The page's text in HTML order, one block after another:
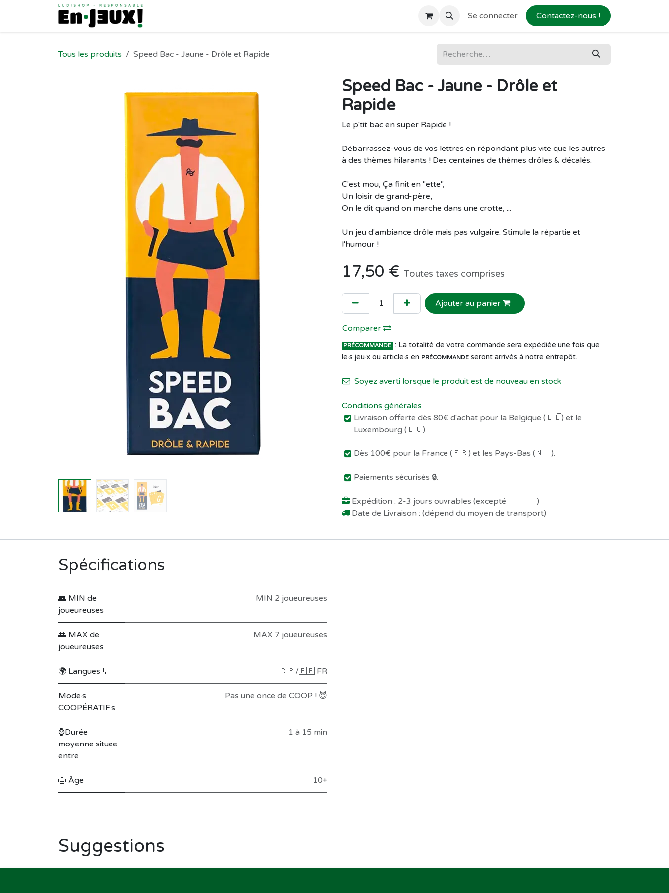
Se rendre au contenu
Se connecter Contactez-nous !
Tous les produits Speed Bac - Jaune - Drôle et Rapide
Speed Bac - Jaune - Drôle et
Rapide
Le p'tit bac en super Rapide !
Débarrassez-vous de vos lettres en répondant plus vite que les autres
à des thèmes hilarants ! Des centaines de thèmes drôles & décalés.
C'est mou, Ça finit en "ette",
Un loisir de grand-père,
On le dit quand on marche dans une crotte, ...
Un jeu d'ambiance drôle mais pas vulgaire. Stimule la répartie et
l'humour !
17,50 € Toutes taxes comprises
Ajouter au panier
Comparer
PRÉCOMMANDE : La totalité de votre commande sera expédiée une fois que
le·s jeu·x ou article·s en PRÉCOMMANDE seront arrivés à notre entrepôt.
Soyez averti lorsque le produit est de nouveau en stock
Conditions générales
Livraison offerte dès 80€ d'achat pour la Belgique (🇧🇪) et le
Luxembourg (🇱🇺).
Dès 100€ pour la France (🇫🇷) et les Pays-Bas (🇳🇱).
Paiements sécurisés 🔒.
Expédition : 2-3 jours ouvrables (excepté
)
Date de Livraison : (dépend du moyen de transport)
Spécifications
👥 MIN de
joueureuses
MIN 2 joueureuses
👥 MAX de
joueureuses
MAX 7 joueureuses
🌍 Langues 💬 🇨🇵/🇧🇪 FR
Mode·s
COOPÉRATIF·s
Pas une once de COOP ! 😈
⌚Durée
moyenne située
entre
1 à 15 min
🎂 Âge 10+
Suggestions